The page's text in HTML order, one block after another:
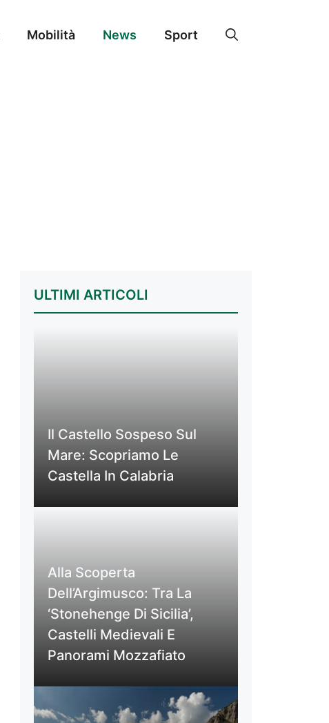
Mobilità News Sport
ULTIMI ARTICOLI
Il Castello Sospeso Sul
Mare: Scopriamo Le
Castella In Calabria
Alla Scoperta
Dell’Argimusco: Tra La
‘Stonehenge Di Sicilia’,
Castelli Medievali E
Panorami Mozzafiato